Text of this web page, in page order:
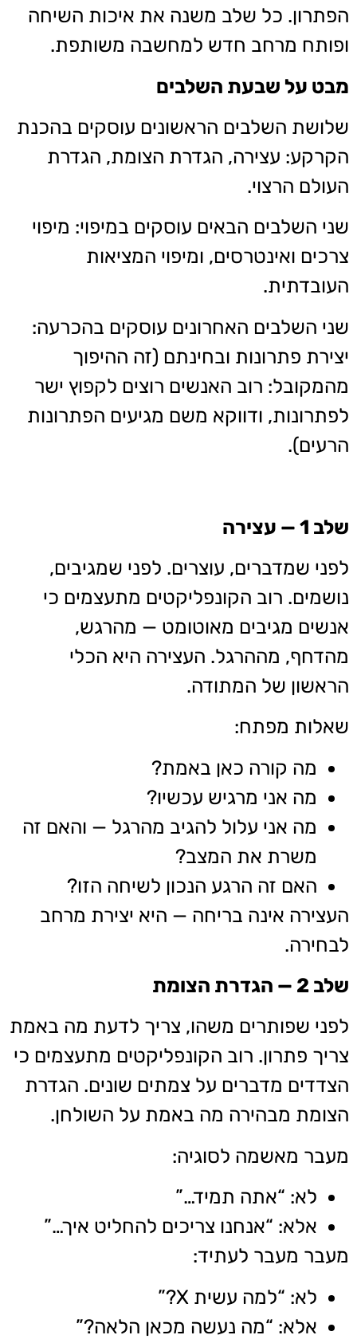
הפתרון. כל שלב משנה את איכות השיחה
ופותח מרחב חדש למחשבה משותפת.
מבט על שבעת השלבים
שלושת השלבים הראשונים עוסקים בהכנת
הקרקע: עצירה, הגדרת הצומת, הגדרת
העולם הרצוי.
שני השלבים הבאים עוסקים במיפוי: מיפוי
צרכים ואינטרסים, ומיפוי המציאות
העובדתית.
שני השלבים האחרונים עוסקים בהכרעה:
יצירת פתרונות ובחינתם (זה ההיפוך
מהמקובל: רוב האנשים רוצים לקפוץ ישר
לפתרונות, ודווקא משם מגיעים הפתרונות
הרעים).
שלב 1 — עצירה
לפני שמדברים, עוצרים. לפני שמגיבים,
נושמים. רוב הקונפליקטים מתעצמים כי
אנשים מגיבים מאוטומט — מהרגש,
מהדחף, מההרגל. העצירה היא הכלי
הראשון של המתודה.
שאלות מפתח:
מה קורה כאן באמת?
מה אני מרגיש עכשיו?
מה אני עלול להגיב מהרגל — והאם זה
משרת את המצב?
האם זה הרגע הנכון לשיחה הזו?
העצירה אינה בריחה — היא יצירת מרחב
לבחירה.
שלב 2 — הגדרת הצומת
לפני שפותרים משהו, צריך לדעת מה באמת
צריך פתרון. רוב הקונפליקטים מתעצמים כי
הצדדים מדברים על צמתים שונים. הגדרת
הצומת מבהירה מה באמת על השולחן.
מעבר מאשמה לסוגיה:
לא: “אתה תמיד…”
אלא: “אנחנו צריכים להחליט איך…”
מעבר מעבר לעתיד:
לא: “למה עשית X?”
אלא: “מה נעשה מכאן הלאה?”